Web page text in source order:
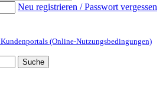
Neu registrieren / Passwort vergessen
(Online-Nutzungsbedingungen)
Suche